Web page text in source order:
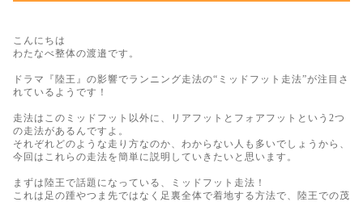
こんにちは
わたなべ整体の渡邉です。
ドラマ『陸王』の影響でランニング走法の“ミッドフット走法”が注目さ
れているようです！
走法はこのミッドフット以外に、リアフットとフォアフットという2つ
の走法があるんですよ。
それぞれどのような走り方なのか、わからない人も多いでしょうから、
今回はこれらの走法を簡単に説明していきたいと思います。
まずは陸王で話題になっている、ミッドフット走法！
これは足の踵やつま先ではなく足裏全体で着地する方法で、陸王での茂